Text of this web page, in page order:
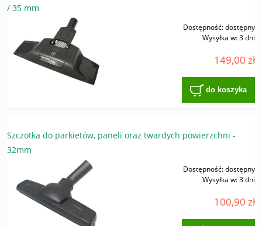
/ 35 mm
Dostępność:dostępny
Wysyłka w:3 dni
149,00 zł
do koszyka
Szczotka do parkietów, paneli oraz twardych powierzchni -
32mm
Dostępność:dostępny
Wysyłka w:3 dni
100,90 zł